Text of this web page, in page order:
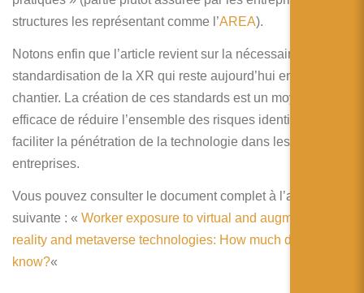
structures les représentant comme l’AREA).
Notons enfin que l’article revient sur la nécessaire
standardisation de la XR qui reste aujourd’hui encore en
chantier. La création de ces standards est un moyen
efficace de réduire l’ensemble des risques identifiés et de
faciliter la pénétration de la technologie dans les
entreprises.
Vous pouvez consulter le document complet à l’adresse
suivante : « Worker exposure to virtual and augmented
reality and metaverse technologies: How much do we
know?«